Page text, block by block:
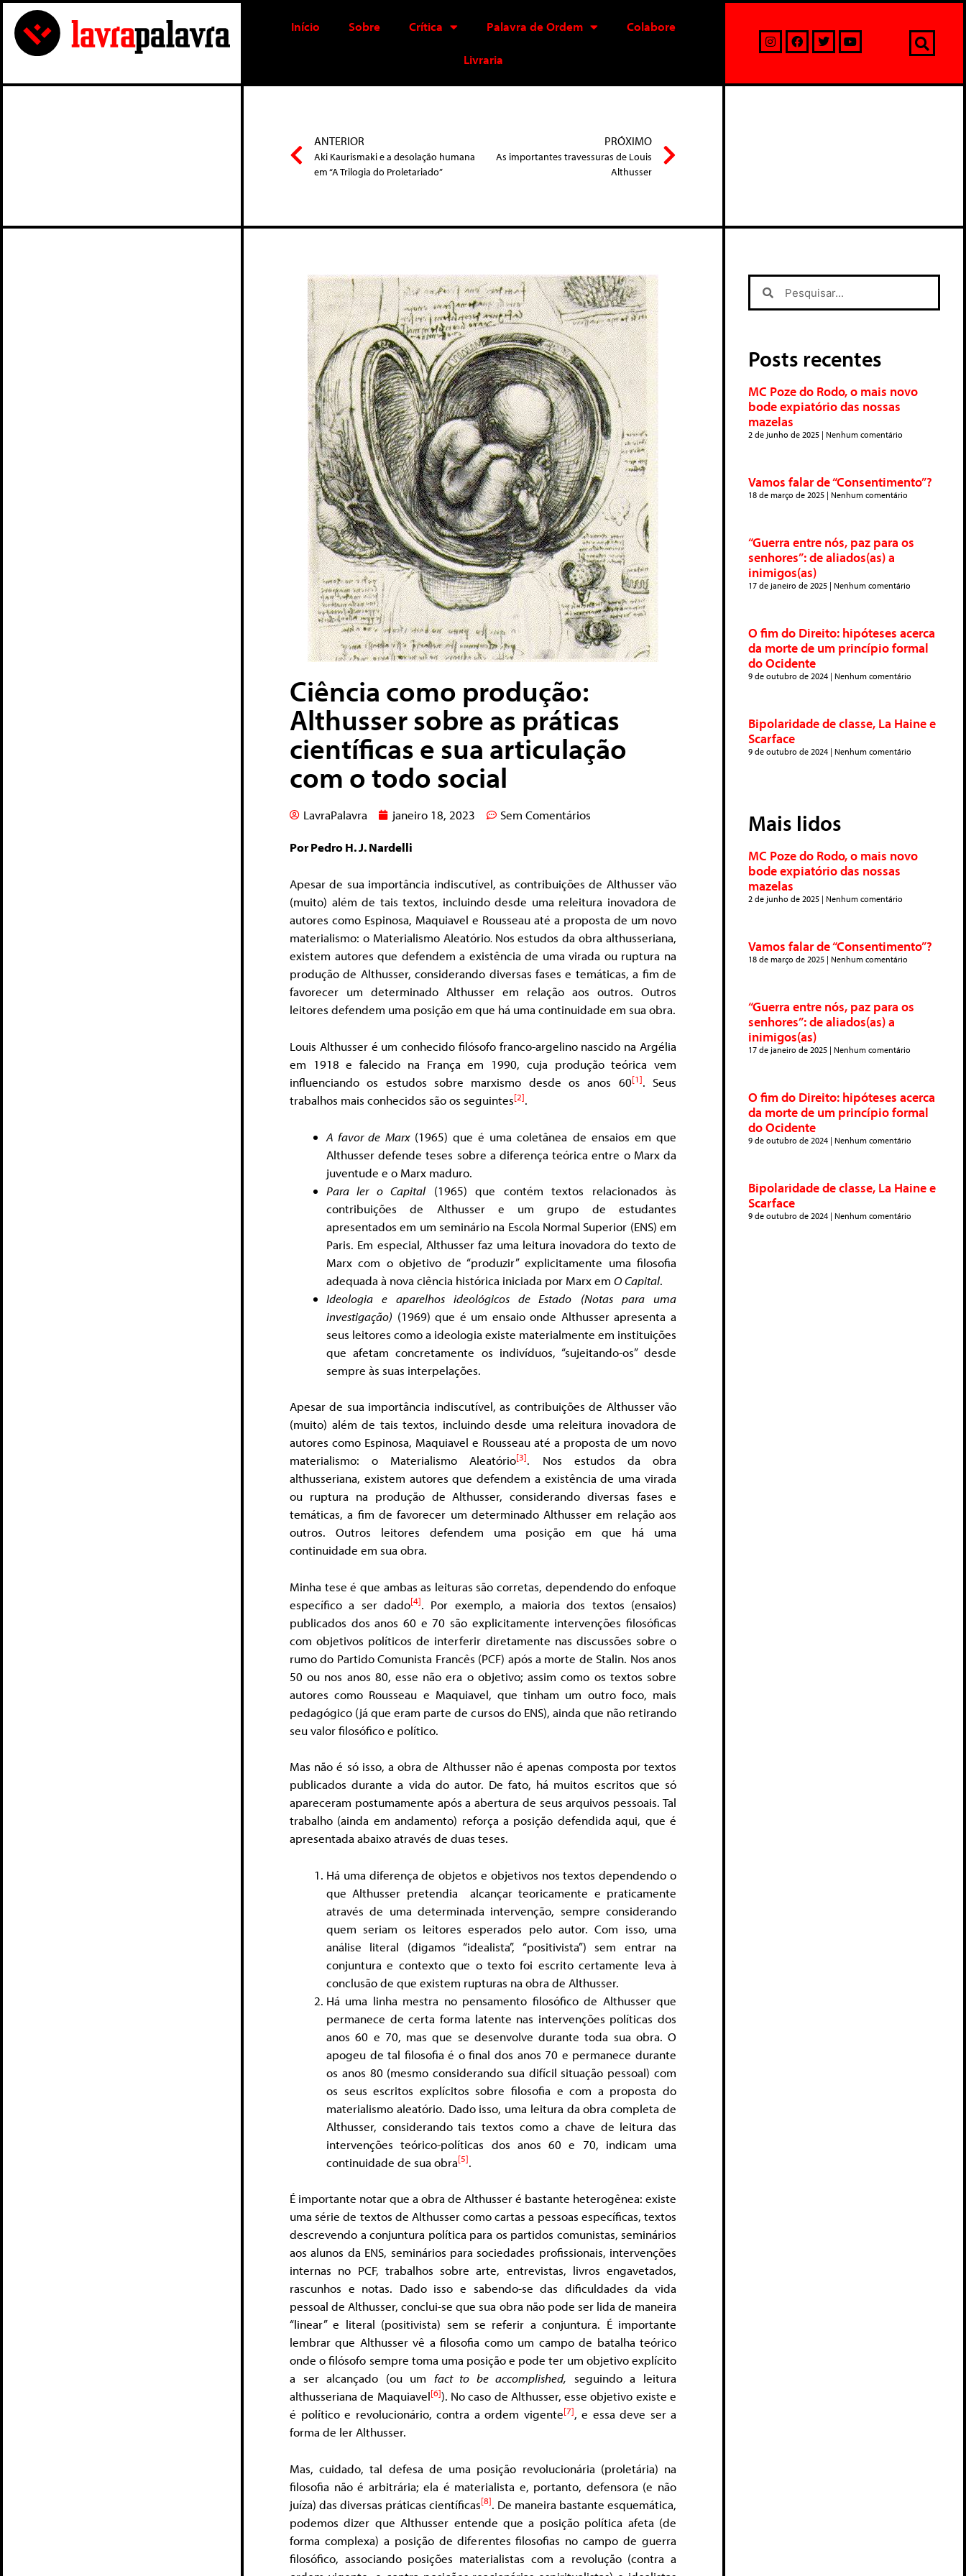
Início Sobre Crítica Palavra de Ordem Colabore
Livraria
ANTERIOR
Aki Kaurismaki e a desolação humana
em “A Trilogia do Proletariado”
PRÓXIMO
As importantes travessuras de Louis
Althusser
Ciência como produção:
Althusser sobre as práticas
científicas e sua articulação
com o todo social
LavraPalavra janeiro 18, 2023 Sem Comentários
Por Pedro H. J. Nardelli
Apesar de sua importância indiscutível, as contribuições de Althusser vão
(muito) além de tais textos, incluindo desde uma releitura inovadora de
autores como Espinosa, Maquiavel e Rousseau até a proposta de um novo
materialismo: o Materialismo Aleatório. Nos estudos da obra althusseriana,
existem autores que defendem a existência de uma virada ou ruptura na
produção de Althusser, considerando diversas fases e temáticas, a fim de
favorecer um determinado Althusser em relação aos outros. Outros
leitores defendem uma posição em que há uma continuidade em sua obra.
Louis Althusser é um conhecido filósofo franco-argelino nascido na Argélia
em 1918 e falecido na França em 1990, cuja produção teórica vem
influenciando os estudos sobre marxismo desde os anos 60[1]. Seus
trabalhos mais conhecidos são os seguintes[2].
A favor de Marx (1965) que é uma coletânea de ensaios em que
Althusser defende teses sobre a diferença teórica entre o Marx da
juventude e o Marx maduro.
Para ler o Capital(1965) que contém textos relacionados às
contribuições de Althusser e um grupo de estudantes
apresentados em um seminário na Escola Normal Superior (ENS) em
Paris. Em especial, Althusser faz uma leitura inovadora do texto de
Marx com o objetivo de “produzir” explicitamente uma filosofia
adequada à nova ciência histórica iniciada por Marx em OCapital.
Ideologia e aparelhos ideológicos de Estado
(Notas para uma
investigação) (1969) que é um ensaio onde Althusser apresenta a
seus leitores como a ideologia existe materialmente em instituições
que afetam concretamente os indivíduos, “sujeitando-os” desde
sempre às suas interpelações.
Apesar de sua importância indiscutível, as contribuições de Althusser vão
(muito) além de tais textos, incluindo desde uma releitura inovadora de
autores como Espinosa, Maquiavel e Rousseau até a proposta de um novo
materialismo: o Materialismo Aleatório[3]. Nos estudos da obra
althusseriana, existem autores que defendem a existência de uma virada
ou ruptura na produção de Althusser, considerando diversas fases e
temáticas, a fim de favorecer um determinado Althusser em relação aos
outros. Outros leitores defendem uma posição em que há uma
continuidade em sua obra.
Minha tese é que ambas as leituras são corretas, dependendo do enfoque
específico a ser dado[4]. Por exemplo, a maioria dos textos (ensaios)
publicados dos anos 60 e 70 são explicitamente intervenções filosóficas
com objetivos políticos de interferir diretamente nas discussões sobre o
rumo do Partido Comunista Francês (PCF) após a morte de Stalin. Nos anos
50 ou nos anos 80, esse não era o objetivo; assim como os textos sobre
autores como Rousseau e Maquiavel, que tinham um outro foco, mais
pedagógico (já que eram parte de cursos do ENS), ainda que não retirando
seu valor filosófico e político.
Mas não é só isso, a obra de Althusser não é apenas composta por textos
publicados durante a vida do autor. De fato, há muitos escritos que só
apareceram postumamente após a abertura de seus arquivos pessoais. Tal
trabalho (ainda em andamento) reforça a posição defendida aqui, que é
apresentada abaixo através de duas teses.
Há uma diferença de objetos e objetivos nos textos dependendo o
que Althusser pretendia alcançar teoricamente e praticamente
através de uma determinada intervenção, sempre considerando
quem seriam os leitores esperados pelo autor. Com isso, uma
análise literal (digamos “idealista”, “positivista”) sem entrar na
conjuntura e contexto que o texto foi escrito certamente leva à
conclusão de que existem rupturas na obra de Althusser.
Há uma linha mestra no pensamento filosófico de Althusser que
permanece de certa forma latente nas intervenções políticas dos
anos 60 e 70, mas que se desenvolve durante toda sua obra. O
apogeu de tal filosofia é o final dos anos 70 e permanece durante
os anos 80 (mesmo considerando sua difícil situação pessoal) com
os seus escritos explícitos sobre filosofia e com a proposta do
materialismo aleatório. Dado isso, uma leitura da obra completa de
Althusser, considerando tais textos como a chave de leitura das
intervenções teórico-políticas dos anos 60 e 70, indicam uma
continuidade de sua obra[5].
É importante notar que a obra de Althusser é bastante heterogênea: existe
uma série de textos de Althusser como cartas a pessoas específicas, textos
descrevendo a conjuntura política para os partidos comunistas, seminários
aos alunos da ENS, seminários para sociedades profissionais, intervenções
internas no PCF, trabalhos sobre arte, entrevistas, livros engavetados,
rascunhos e notas. Dado isso e sabendo-se das dificuldades da vida
pessoal de Althusser, conclui-se que sua obra não pode ser lida de maneira
“linear” e literal (positivista) sem se referir a conjuntura. É importante
lembrar que Althusser vê a filosofia como um campo de batalha teórico
onde o filósofo sempre toma uma posição e pode ter um objetivo explícito
a ser alcançado (ou um fact to be accomplished, seguindo a leitura
althusseriana de Maquiavel[6]). No caso de Althusser, esse objetivo existe e
é político e revolucionário, contra a ordem vigente[7], e essa deve ser a
forma de ler Althusser.
Mas, cuidado, tal defesa de uma posição revolucionária (proletária) na
filosofia não é arbitrária; ela é materialista e, portanto, defensora (e não
juíza) das diversas práticas científicas[8]. De maneira bastante esquemática,
podemos dizer que Althusser entende que a posição política afeta (de
forma complexa) a posição de diferentes filosofias no campo de guerra
filosófico, associando posições materialistas com a revolução (contra a
Posts recentes
MC Poze do Rodo, o mais novo
bode expiatório das nossas
mazelas
2 de junho de 2025 Nenhum comentário
Vamos falar de “Consentimento”?
18 de março de 2025 Nenhum comentário
“Guerra entre nós, paz para os
senhores”: de aliados(as) a
inimigos(as)
17 de janeiro de 2025 Nenhum comentário
O fim do Direito: hipóteses acerca
da morte de um princípio formal
do Ocidente
9 de outubro de 2024 Nenhum comentário
Bipolaridade de classe, La Haine e
Scarface
9 de outubro de 2024 Nenhum comentário
Mais lidos
MC Poze do Rodo, o mais novo
bode expiatório das nossas
mazelas
2 de junho de 2025 Nenhum comentário
Vamos falar de “Consentimento”?
18 de março de 2025 Nenhum comentário
“Guerra entre nós, paz para os
senhores”: de aliados(as) a
inimigos(as)
17 de janeiro de 2025 Nenhum comentário
O fim do Direito: hipóteses acerca
da morte de um princípio formal
do Ocidente
9 de outubro de 2024 Nenhum comentário
Bipolaridade de classe, La Haine e
Scarface
9 de outubro de 2024 Nenhum comentário